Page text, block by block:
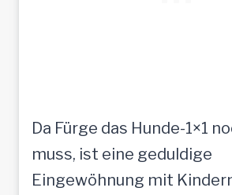
Da Fürge das Hunde-1×1
muss, ist eine geduldige
Eingewöhnung mit